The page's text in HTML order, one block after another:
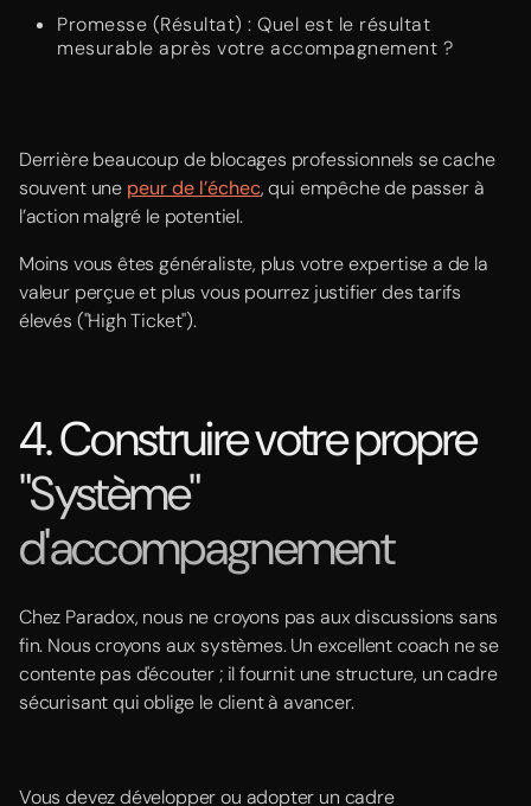
Promesse (Résultat) : Quel est le résultat
mesurable après votre accompagnement ?
Derrière beaucoup de blocages professionnels se cache
souvent une peur de l’échec, qui empêche de passer à
l’action malgré le potentiel.
Moins vous êtes généraliste, plus votre expertise a de la
valeur perçue et plus vous pourrez justifier des tarifs
élevés ("High Ticket").
4. Construire votre propre
"Système"
d'accompagnement
Chez Paradox, nous ne croyons pas aux discussions sans
fin. Nous croyons aux systèmes. Un excellent coach ne se
contente pas d'écouter ; il fournit une structure, un cadre
sécurisant qui oblige le client à avancer.
Vous devez développer ou adopter un cadre